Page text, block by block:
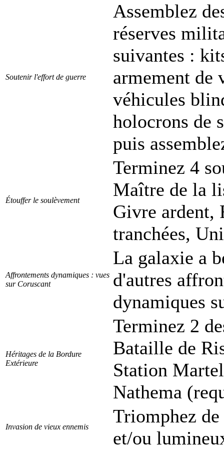
Soutenir l'effort de guerre
Assemblez
réserves
suivantes :
armement de
véhicules
holocrons de
puis
Étouffer le soulèvement
Terminez 4
Maître de la
Givre ardent,
tranchées,
Affrontements dynamiques : vues
sur Coruscant
La galaxie a
d'autres
dynamiques
Héritages de la Bordure
Extérieure
Terminez 2
Bataille de
Station
Nathema
Invasion de vieux ennemis
Triomphez de
et/ou